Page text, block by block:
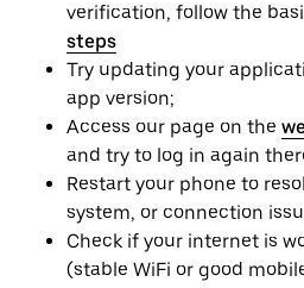
verification, follow the
steps
Try updating your
app version;
Access our page on the
and try to log in again
Restart your phone to
system, or connection
Check if your internet is
(stable WiFi or good